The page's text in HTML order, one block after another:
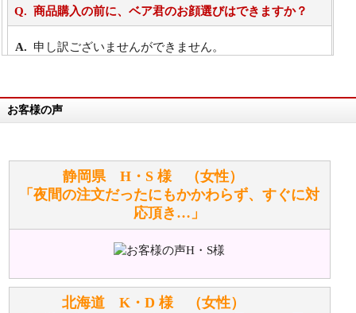
商品購入の前に、ベア君のお顔選びはできますか？
申し訳ございませんができません。
万が一欲しい商品が見つからない場合は、探して取り
お任せください！それは当店が謡っています「おも
てなしの心」で対応させていただきます。
シュタイフのぬいぐるみは洗濯できますか？ ぬいぐ
るみのお手入れ方法を教えてください。
詳しくはこちら をご覧ください。
お客様の声
静岡県 H・S 様 （女性）
「夜間の注文だったにもかかわらず、すぐに対
応頂き…」
北海道 K・D 様 （女性）